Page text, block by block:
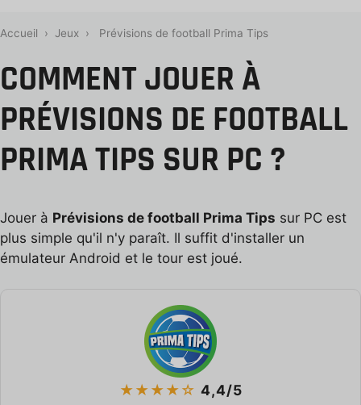
Accueil › Jeux › Prévisions de football Prima Tips
COMMENT JOUER À
PRÉVISIONS DE FOOTBALL
PRIMA TIPS SUR PC ?
Jouer à Prévisions de football Prima Tips sur PC est
plus simple qu'il n'y paraît. Il suffit d'installer un
émulateur Android et le tour est joué.
★★★★☆ 4,4/5